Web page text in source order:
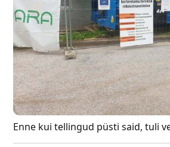
Enne kui tellingud püsti said, tuli